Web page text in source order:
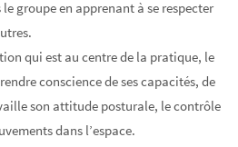
groupe en apprenant à se respecter
qui est au centre de la pratique, le
conscience de ses capacités, de
son attitude posturale, le contrôle
dans l’espace.